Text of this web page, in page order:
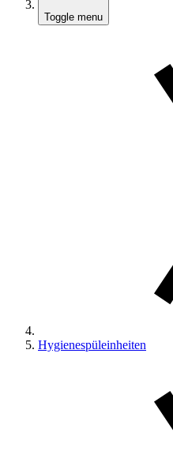
Toggle menu
Hygienespüleinheiten